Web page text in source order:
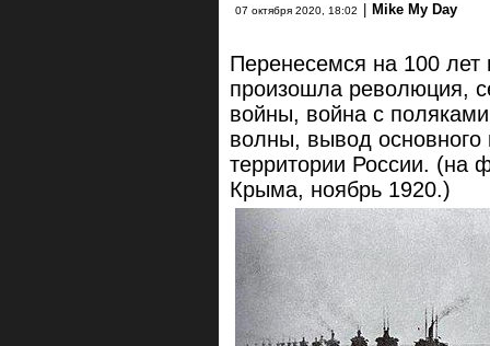
07 октября 2020, 18:02 Mike My Day
Перенесемся на 100 лет
произошла революция,
войны, война с
волны, вывод основного
территории России. (на
Крыма, ноябрь 1920.)